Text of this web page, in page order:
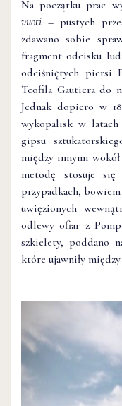
Na początku prac
vuoti – pustych
zdawano sobie
fragment odcisku
odciśniętych piersi
Teofila Gautiera do
Jednak dopiero w
wykopalisk w latach
gipsu
między innymi
metodę stosuje
przypadkach,
uwięzionych
odlewy ofiar z
szkielety, poddano
które ujawniły